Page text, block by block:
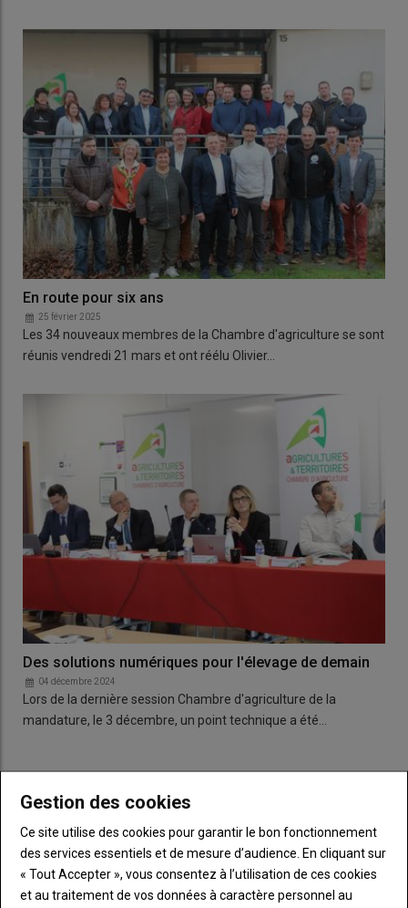
En route pour six ans
25 février 2025
Les 34 nouveaux membres de la Chambre d'agriculture se sont
réunis vendredi 21 mars et ont réélu Olivier…
Des solutions numériques pour l'élevage de demain
04 décembre 2024
Lors de la dernière session Chambre d'agriculture de la
mandature, le 3 décembre, un point technique a été…
LES PLUS LUS
FDSEA et JA mettent la pression sur l'État
Gestion des cookies
Ce site utilise des cookies pour garantir le bon fonctionnement
des services essentiels et de mesure d’audience. En cliquant sur
« Tout Accepter », vous consentez à l’utilisation de ces cookies
et au traitement de vos données à caractère personnel au